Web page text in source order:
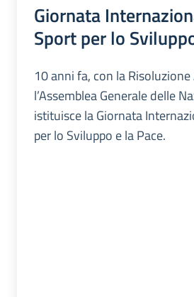
Giornata
Sport per lo
10 anni fa, con la
l’Assemblea Generale delle
istituisce la Giornata
per lo Sviluppo e la Pace.